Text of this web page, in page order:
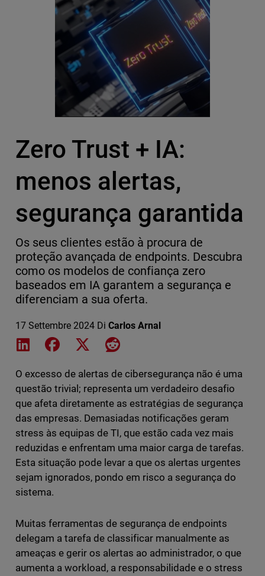
Zero Trust + IA:
menos alertas,
segurança garantida
Os seus clientes estão à procura de
proteção avançada de endpoints. Descubra
como os modelos de confiança zero
baseados em IA garantem a segurança e
diferenciam a sua oferta.
17 Settembre 2024 Di Carlos Arnal
Share on LinkedIn
Share on Facebook
Share on XShare on Reddit
O excesso de alertas de cibersegurança não é uma
questão trivial; representa um verdadeiro desafio
que afeta diretamente as estratégias de segurança
das empresas. Demasiadas notificações geram
stress às equipas de TI, que estão cada vez mais
reduzidas e enfrentam uma maior carga de tarefas.
Esta situação pode levar a que os alertas urgentes
sejam ignorados, pondo em risco a segurança do
sistema.
Muitas ferramentas de segurança de endpoints
delegam a tarefa de classificar manualmente as
ameaças e gerir os alertas ao administrador, o que
aumenta a workload, a responsabilidade e o stress